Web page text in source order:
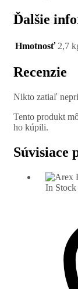
Ďalšie
Hmotnosť 2,7
Recenzie
Nikto zatiaľ
Tento produkt
ho kúpili.
Súvisiace
In Stock